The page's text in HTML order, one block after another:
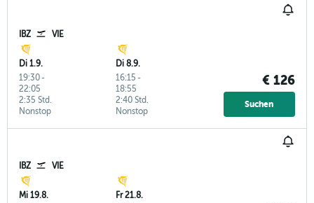
IBZ VIE
Di 1.9.
19:30-
22:05
Nonstop
2:35 Std.
Di 8.9.
16:15 -
18:55
Nonstop
2:40 Std.
€ 126
Suchen
IBZ VIE
Mi 19.8.
Fr 21.8.